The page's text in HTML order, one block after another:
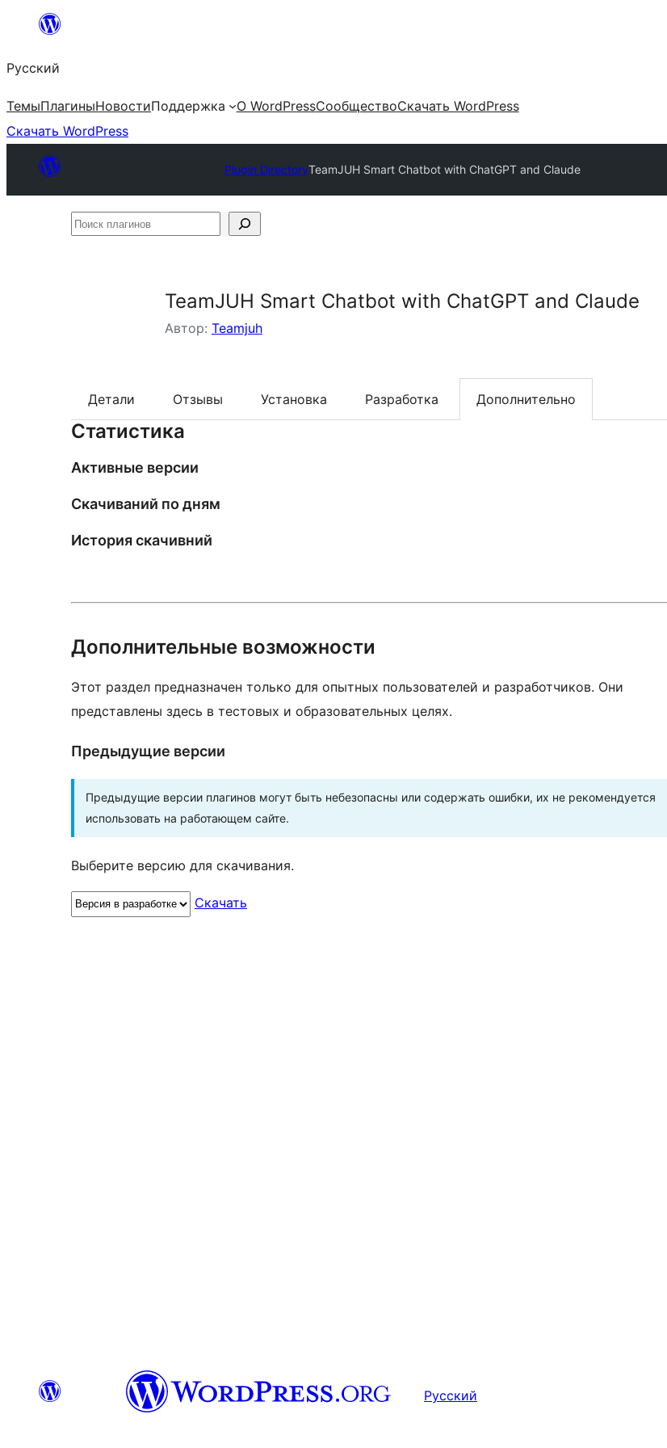
Перейти
содержимому
Русский
ТемыПлагиныНовостиПоддержка О WordPressСообществоСкачать WordPress
Скачать WordPress
Plugin DirectoryTeamJUH Smart Chatbot with ChatGPT and Claude
Поиск
TeamJUH Smart Chatbot with ChatGPT and Claude
Автор: Teamjuh
Детали Отзывы Установка Разработка Дополнительно
Статистика
Активные версии
Скачиваний по дням
История скачивний
Дополнительные возможности
Этот раздел предназначен только для опытных пользователей и разработчиков. Они
представлены здесь в тестовых и образовательных целях.
Предыдущие версии
Предыдущие версии плагинов могут быть небезопасны или содержать ошибки, их не рекомендуется
использовать на работающем сайте.
Выберите версию для скачивания.
Скачать
Русский